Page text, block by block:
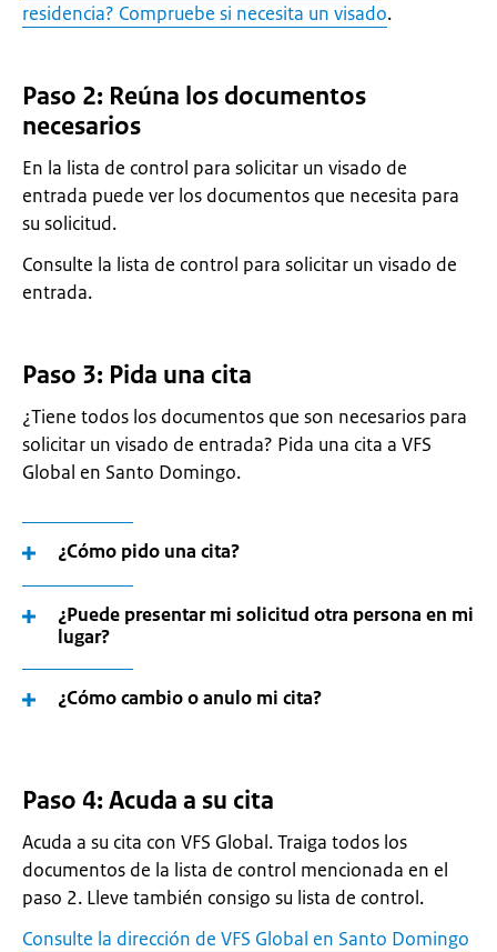
residencia? Compruebe si necesita un visado.
Paso 2: Reúna los documentos
necesarios
En la lista de control para solicitar un visado de
entrada puede ver los documentos que necesita para
su solicitud.
Consulte la lista de control para solicitar un visado de
entrada.
Paso 3: Pida una cita
¿Tiene todos los documentos que son necesarios para
solicitar un visado de entrada? Pida una cita a VFS
Global en Santo Domingo.
¿Cómo pido una cita?
¿Puede presentar mi solicitud otra persona en mi
lugar?
¿Cómo cambio o anulo mi cita?
Paso 4: Acuda a su cita
Acuda a su cita con VFS Global. Traiga todos los
documentos de la lista de control mencionada en el
paso 2. Lleve también consigo su lista de control.
Consulte la dirección de VFS Global en Santo Domingo